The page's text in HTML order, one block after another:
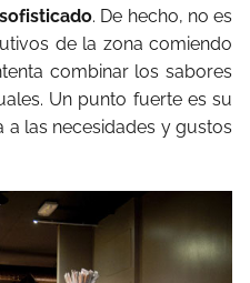
. De hecho, no es
de la zona comiendo
combinar los sabores
Un punto fuerte es su
las necesidades y gustos